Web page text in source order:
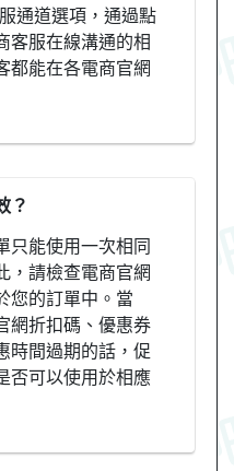
通道選項，通過點
客服在線溝通的相
都能在各電商官網
？
只能使用一次相同
，請檢查電商官網
您的訂單中。當
網折扣碼、優惠券
時間過期的話，促
否可以使用於相應